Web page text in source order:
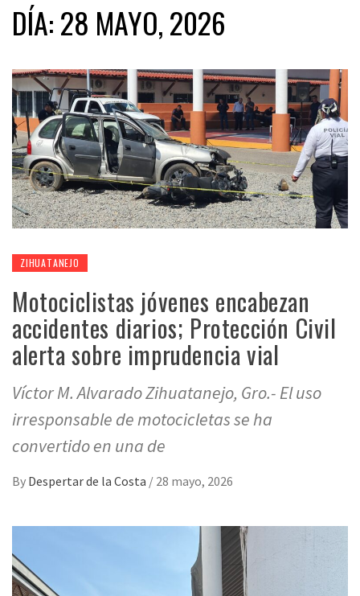
DÍA:28 MAYO, 2026
ZIHUATANEJO
Motociclistas jóvenes encabezan
accidentes diarios; Protección Civil
alerta sobre imprudencia vial
Víctor M. Alvarado Zihuatanejo, Gro.- El uso
irresponsable de motocicletas se ha
convertido en una de
By Despertar de la Costa / 28 mayo, 2026